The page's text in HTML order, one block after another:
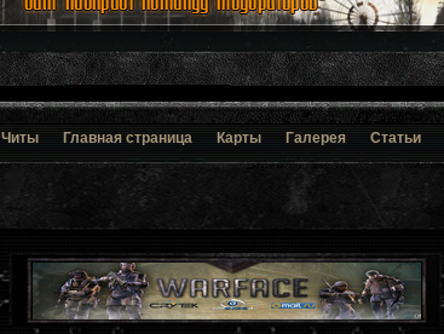
Читы Главная страница Карты Галерея Статьи